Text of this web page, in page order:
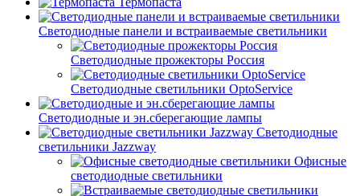
Светодиодные панели и встраиваемые светильники
Светодиодные прожекторы Россия
Светодиодные светильники OptoService
Светодиодные и эн.сберегающие лампы
Светодиодные
светильники Jazzway
Офисные
светодиодные светильники